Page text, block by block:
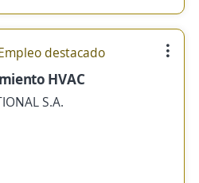
destacado
HVAC
S.A.